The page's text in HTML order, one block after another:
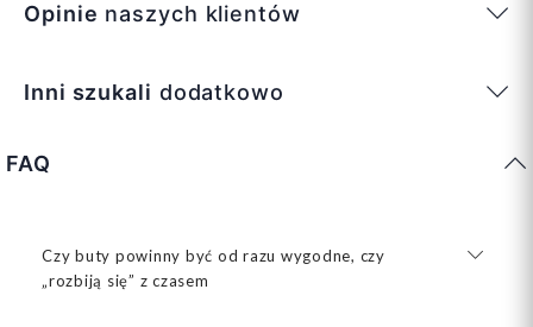
Opinie naszych klientów
Inni szukali dodatkowo
FAQ
Czy buty powinny być od razu wygodne, czy
„rozbiją się” z czasem